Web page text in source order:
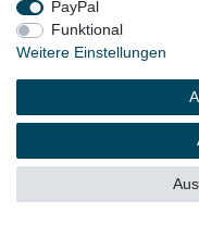
PayPal
Funktional
Weitere Einstellungen